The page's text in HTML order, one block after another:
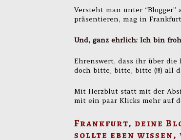
Versteht man unter
präsentieren, mag in
Und, ganz ehrlich: Ich bin
Ehrenswert, dass ihr über
doch bitte, bitte, bitte (!!!) all
Mit Herzblut statt mit der
mit ein paar Klicks mehr auf
Frankfurt, deine
sollte eben wissen,